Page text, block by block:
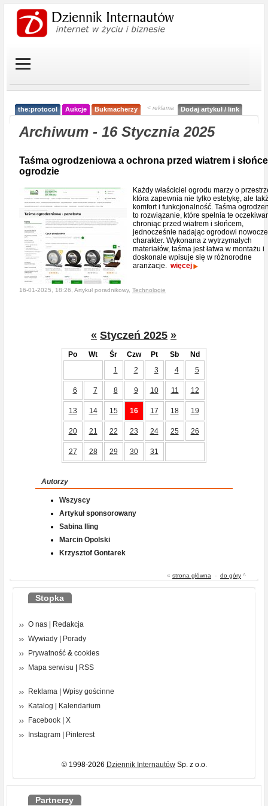
the:protocol Aukcje Bukmacherzy < reklama Dodaj artykuł / link
Archiwum - 16 Stycznia 2025
Taśma ogrodzeniowa a ochrona przed wiatrem i
ogrodzie
Każdy właściciel ogrodu marzy o
która zapewnia nie tylko estetykę, ale
komfort i funkcjonalność. Taśma
to rozwiązanie, które spełnia te
chroniąc przed wiatrem i słońcem,
jednocześnie nadając ogrodowi
charakter. Wykonana z wytrzymałych
materiałów, taśma jest łatwa w montażu i
doskonale wpisuje się w różnorodne
aranżacje. więcej
16-01-2025, 18:26, Artykuł poradnikowy, Technologie
« Styczeń 2025 »
Po Wt Śr Czw Pt Sb
Nd
1
2 3 4 5
6 7 8 9 10 11 12
13 14 15 16 17 18 19
20 21 22 23 24 25 26
27 28 29 30 31
Autorzy
Wszyscy
Artykuł sponsorowany
Sabina Iling
Marcin Opolski
Krzysztof Gontarek
« strona główna - do góry ^
Stopka
O nas
Redakcja
Wywiady
Porady
Prywatność & cookies
Mapa serwisu
RSS
Reklama
Wpisy gościnne
Katalog
Kalendarium
Facebook
X
Instagram
Pinterest
© 1998-2026 Dziennik InternautówSp. z o.o.
Partnerzy